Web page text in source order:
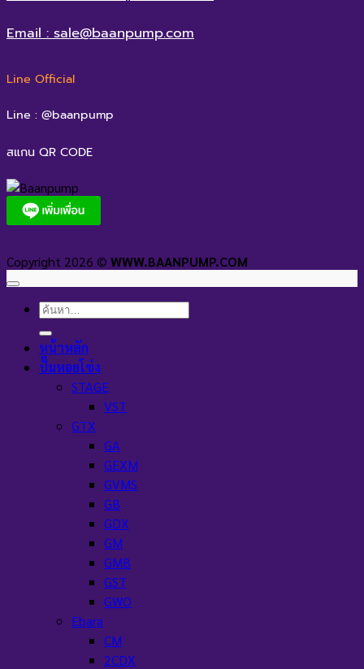
Email : sale@baanpump.com
Line Official
Line : @baanpump
สแกน QR CODE
Copyright 2026 © WWW.BAANPUMP.COM
ค้นหา:
หน้าหลัก
ปั๊มหอยโข่ง
STAGE
VST
GTX
GA
GEXM
GVMS
GB
GDX
GM
GMB
GST
GWO
Ebara
CM
2CDX